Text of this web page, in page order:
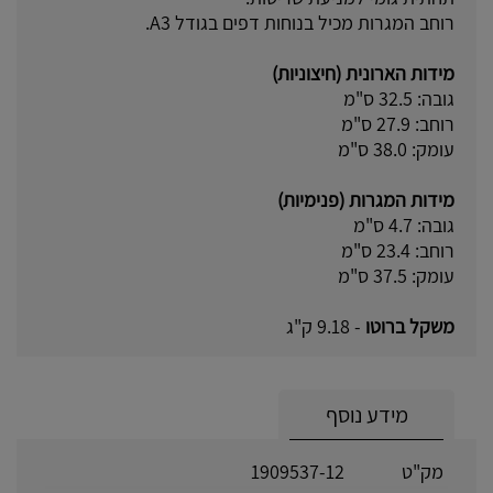
רוחב המגרות מכיל בנוחות דפים בגודל A3.
מידות הארונית (חיצוניות)
גובה: 32.5 ס"מ
רוחב: 27.9 ס"מ
עומק: 38.0 ס"מ
מידות המגרות (פנימיות)
גובה: 4.7 ס"מ
רוחב: 23.4 ס"מ
עומק: 37.5 ס"מ
משקל ברוטו - 9.18 ק"ג
מידע נוסף
מק"ט
1909537-12